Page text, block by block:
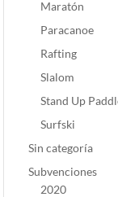
Maratón
Paracanoe
Rafting
Slalom
Stand Up
Surfski
Sin categoría
Subvenciones
2020